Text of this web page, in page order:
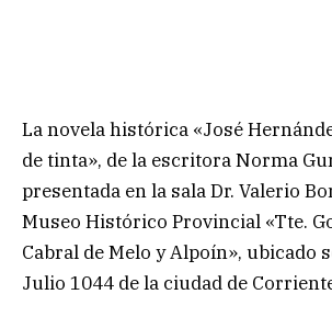
La novela histórica «José
de tinta», de la escritora Norma
presentada en la sala Dr. Valerio
Museo Histórico Provincial «Tte.
Cabral de Melo y Alpoín», ubicado
Julio 1044 de la ciudad de